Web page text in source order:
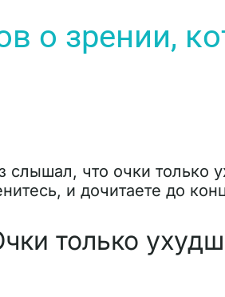
о зрении,
слышал, что очки только
и дочитаете до
только